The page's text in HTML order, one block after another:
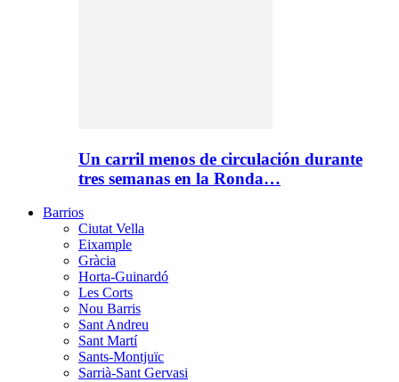
Un carril menos de circulación durante
tres semanas en la Ronda…
Barrios
Ciutat Vella
Eixample
Gràcia
Horta-Guinardó
Les Corts
Nou Barris
Sant Andreu
Sant Martí
Sants-Montjuïc
Sarrià-Sant Gervasi